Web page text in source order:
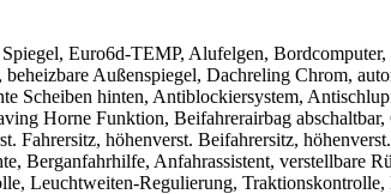
Euro6d-TEMP, Alufelgen,
Außenspiegel, Dachreling Chrom,
hinten, Antiblockiersystem,
Horne Funktion, Beifahrerairbag
Fahrersitz, höhenverst. Beifahrersitz,
Berganfahrhilfe, Anfahrassistent, verstellbare
Leuchtweiten-Regulierung,